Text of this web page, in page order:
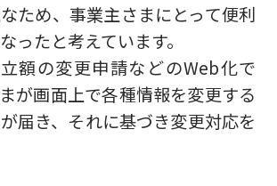
ため、事業主さまにとって便利
ったと考えています。
額の変更申請などのWeb化で
が画面上で各種情報を変更する
届き、それに基づき変更対応を